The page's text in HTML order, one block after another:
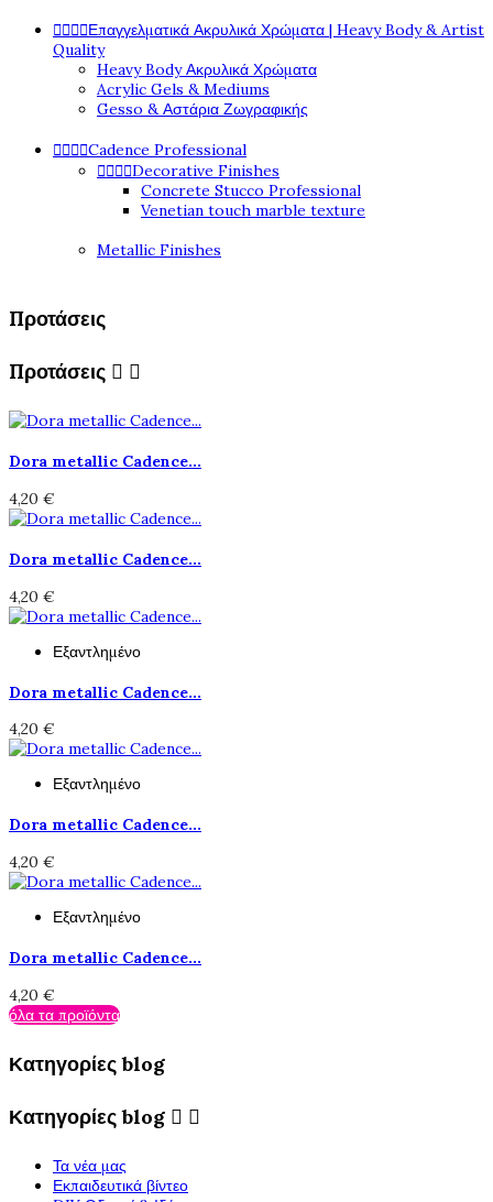
Επαγγελματικά Ακρυλικά Χρώματα | Heavy Body & Artist
Quality
Heavy Body Ακρυλικά Χρώματα
Acrylic Gels & Mediums
Gesso & Αστάρια Ζωγραφικής
Cadence Professional
Decorative Finishes
Concrete Stucco Professional
Venetian touch marble texture
Metallic Finishes
Προτάσεις
Προτάσεις  
Dora metallic Cadence...
4,20 €
Dora metallic Cadence...
4,20 €
Εξαντλημένο
Dora metallic Cadence...
4,20 €
Εξαντλημένο
Dora metallic Cadence...
4,20 €
Εξαντλημένο
Dora metallic Cadence...
4,20 €
όλα τα προϊόντα
Κατηγορίες blog
Κατηγορίες blog  
Τα νέα μας
Εκπαιδευτικά βίντεο